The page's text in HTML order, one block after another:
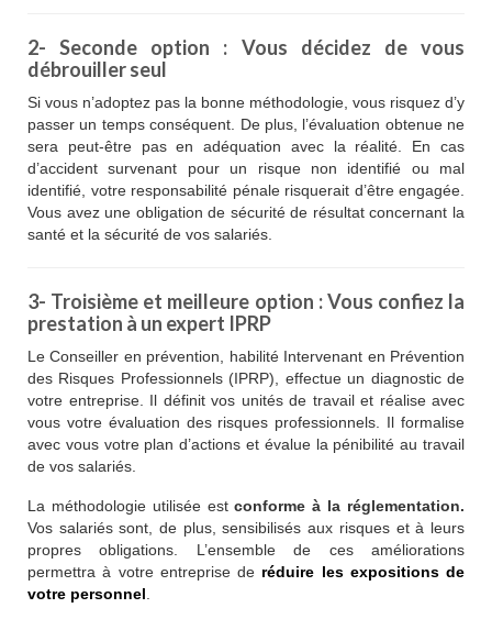
2- Seconde option : Vous décidez de vous
débrouiller seul
Si vous n’adoptez pas la bonne méthodologie, vous risquez d’y
passer un temps conséquent. De plus, l’évaluation obtenue ne
sera peut-être pas en adéquation avec la réalité. En cas
d’accident survenant pour un risque non identifié ou mal
identifié, votre responsabilité pénale risquerait d’être engagée.
Vous avez une obligation de sécurité de résultat concernant la
santé et la sécurité de vos salariés.
3- Troisième et meilleure option : Vous confiez la
prestation à un expert IPRP
Le Conseiller en prévention, habilité Intervenant en Prévention
des Risques Professionnels (IPRP), effectue un diagnostic de
votre entreprise. Il définit vos unités de travail et réalise avec
vous votre évaluation des risques professionnels. Il formalise
avec vous votre plan d’actions et évalue la pénibilité au travail
de vos salariés.
La méthodologie utilisée estconforme à la réglementation.
Vos salariés sont, de plus, sensibilisés aux risques et à leurs
propres obligations. L’ensemble de ces améliorations
permettra à votre entreprise de réduire les expositions de
votre personnel